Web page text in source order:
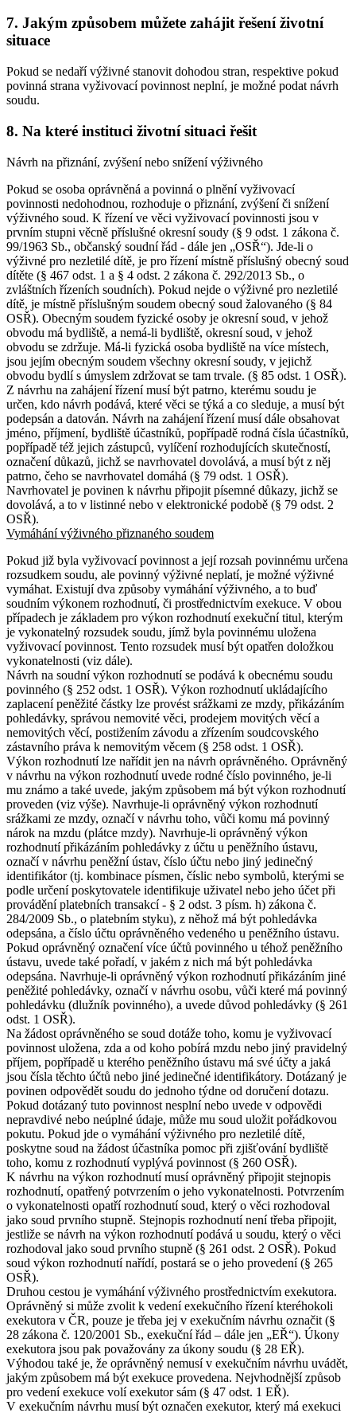
7. Jakým způsobem můžete zahájit řešení životní
situace
Pokud se nedaří výživné stanovit dohodou stran, respektive pokud
povinná strana vyživovací povinnost neplní, je možné podat návrh
soudu.
8. Na které instituci životní situaci řešit
Návrh na přiznání, zvýšení nebo snížení výživného
Pokud se osoba oprávněná a povinná o plnění vyživovací
povinnosti nedohodnou, rozhoduje o přiznání, zvýšení či snížení
výživného soud. K řízení ve věci vyživovací povinnosti jsou v
prvním stupni věcně příslušné okresní soudy (§ 9 odst. 1 zákona č.
99/1963 Sb., občanský soudní řád - dále jen „OSŘ“). Jde-li o
výživné pro nezletilé dítě, je pro řízení místně příslušný obecný soud
dítěte (§ 467 odst. 1 a § 4 odst. 2 zákona č. 292/2013 Sb., o
zvláštních řízeních soudních). Pokud nejde o výživné pro nezletilé
dítě, je místně příslušným soudem obecný soud žalovaného (§ 84
OSŘ). Obecným soudem fyzické osoby je okresní soud, v jehož
obvodu má bydliště, a nemá-li bydliště, okresní soud, v jehož
obvodu se zdržuje. Má-li fyzická osoba bydliště na více místech,
jsou jejím obecným soudem všechny okresní soudy, v jejichž
obvodu bydlí s úmyslem zdržovat se tam trvale. (§ 85 odst. 1 OSŘ).
Z návrhu na zahájení řízení musí být patrno, kterému soudu je
určen, kdo návrh podává, které věci se týká a co sleduje, a musí být
podepsán a datován. Návrh na zahájení řízení musí dále obsahovat
jméno, příjmení, bydliště účastníků, popřípadě rodná čísla účastníků,
popřípadě též jejich zástupců, vylíčení rozhodujících skutečností,
označení důkazů, jichž se navrhovatel dovolává, a musí být z něj
patrno, čeho se navrhovatel domáhá (§ 79 odst. 1 OSŘ).
Navrhovatel je povinen k návrhu připojit písemné důkazy, jichž se
dovolává, a to v listinné nebo v elektronické podobě (§ 79 odst. 2
OSŘ).
Vymáhání výživného přiznaného soudem
Pokud již byla vyživovací povinnost a její rozsah povinnému určena
rozsudkem soudu, ale povinný výživné neplatí, je možné výživné
vymáhat. Existují dva způsoby vymáhání výživného, a to buď
soudním výkonem rozhodnutí, či prostřednictvím exekuce. V obou
případech je základem pro výkon rozhodnutí exekuční titul, kterým
je vykonatelný rozsudek soudu, jímž byla povinnému uložena
vyživovací povinnost. Tento rozsudek musí být opatřen doložkou
vykonatelnosti (viz dále).
Návrh na soudní výkon rozhodnutí se podává k obecnému soudu
povinného (§ 252 odst. 1 OSŘ). Výkon rozhodnutí ukládajícího
zaplacení peněžité částky lze provést srážkami ze mzdy, přikázáním
pohledávky, správou nemovité věci, prodejem movitých věcí a
nemovitých věcí, postižením závodu a zřízením soudcovského
zástavního práva k nemovitým věcem (§ 258 odst. 1 OSŘ).
Výkon rozhodnutí lze nařídit jen na návrh oprávněného. Oprávněný
v návrhu na výkon rozhodnutí uvede rodné číslo povinného, je-li
mu známo a také uvede, jakým způsobem má být výkon rozhodnutí
proveden (viz výše). Navrhuje-li oprávněný výkon rozhodnutí
srážkami ze mzdy, označí v návrhu toho, vůči komu má povinný
nárok na mzdu (plátce mzdy). Navrhuje-li oprávněný výkon
rozhodnutí přikázáním pohledávky z účtu u peněžního ústavu,
označí v návrhu peněžní ústav, číslo účtu nebo jiný jedinečný
identifikátor (tj. kombinace písmen, číslic nebo symbolů, kterými se
podle určení poskytovatele identifikuje uživatel nebo jeho účet při
provádění platebních transakcí - § 2 odst. 3 písm. h) zákona č.
284/2009 Sb., o platebním styku), z něhož má být pohledávka
odepsána, a číslo účtu oprávněného vedeného u peněžního ústavu.
Pokud oprávněný označení více účtů povinného u téhož peněžního
ústavu, uvede také pořadí, v jakém z nich má být pohledávka
odepsána. Navrhuje-li oprávněný výkon rozhodnutí přikázáním jiné
peněžité pohledávky, označí v návrhu osobu, vůči které má povinný
pohledávku (dlužník povinného), a uvede důvod pohledávky (§ 261
odst. 1 OSŘ).
Na žádost oprávněného se soud dotáže toho, komu je vyživovací
povinnost uložena, zda a od koho pobírá mzdu nebo jiný pravidelný
příjem, popřípadě u kterého peněžního ústavu má své účty a jaká
jsou čísla těchto účtů nebo jiné jedinečné identifikátory. Dotázaný je
povinen odpovědět soudu do jednoho týdne od doručení dotazu.
Pokud dotázaný tuto povinnost nesplní nebo uvede v odpovědi
nepravdivé nebo neúplné údaje, může mu soud uložit pořádkovou
pokutu. Pokud jde o vymáhání výživného pro nezletilé dítě,
poskytne soud na žádost účastníka pomoc při zjišťování bydliště
toho, komu z rozhodnutí vyplývá povinnost (§ 260 OSŘ).
K návrhu na výkon rozhodnutí musí oprávněný připojit stejnopis
rozhodnutí, opatřený potvrzením o jeho vykonatelnosti. Potvrzením
o vykonatelnosti opatří rozhodnutí soud, který o věci rozhodoval
jako soud prvního stupně. Stejnopis rozhodnutí není třeba připojit,
jestliže se návrh na výkon rozhodnutí podává u soudu, který o věci
rozhodoval jako soud prvního stupně (§ 261 odst. 2 OSŘ). Pokud
soud výkon rozhodnutí nařídí, postará se o jeho provedení (§ 265
OSŘ).
Druhou cestou je vymáhání výživného prostřednictvím exekutora.
Oprávněný si může zvolit k vedení exekučního řízení kteréhokoli
exekutora v ČR, pouze je třeba jej v exekučním návrhu označit (§
28 zákona č. 120/2001 Sb., exekuční řád – dále jen „EŘ“). Úkony
exekutora jsou pak považovány za úkony soudu (§ 28 EŘ).
Výhodou také je, že oprávněný nemusí v exekučním návrhu uvádět,
jakým způsobem má být exekuce provedena. Nejvhodnější způsob
pro vedení exekuce volí exekutor sám (§ 47 odst. 1 EŘ).
V exekučním návrhu musí být označen exekutor, který má exekuci